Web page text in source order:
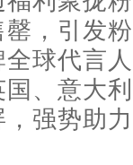
，引发
球代言
、意大
强势助